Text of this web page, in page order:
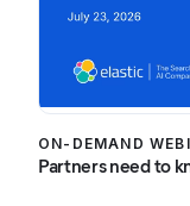
ON-DEMAND
Partners need to